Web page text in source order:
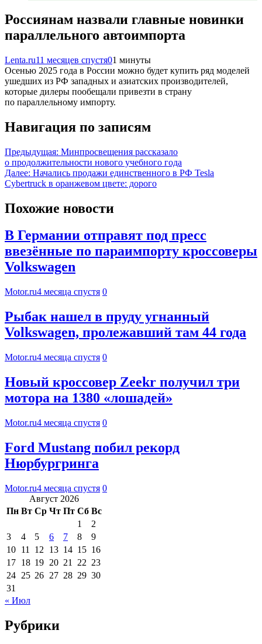
Россиянам назвали главные новинки
параллельного автоимпорта
Lenta.ru11 месяцев спустя01 минуты
Осенью 2025 года в России можно будет купить ряд моделей
ушедших из РФ западных и азиатских производителей,
которые дилеры пообещали привезти в страну
по параллельному импорту.
Навигация по записям
Предыдущая: Минпросвещения рассказало
о продолжительности нового учебного года
Далее: Начались продажи единственного в РФ Tesla
Cybertruck в оранжевом цвете: дорого
Похожие новости
В Германии отправят под пресс
ввезённые по параимпорту кроссоверы
Volkswagen
Motor.ru4 месяца спустя 0
Рыбак нашел в пруду угнанный
Volkswagen, пролежавший там 44 года
Motor.ru4 месяца спустя 0
Новый кроссовер Zeekr получил три
мотора на 1380 «лошадей»
Motor.ru4 месяца спустя 0
Ford Mustang побил рекорд
Нюрбургринга
Motor.ru4 месяца спустя 0
Август 2026
Пн Вт Ср Чт Пт Сб Вс
1
2
3
4 5 6 7 8
9
10 11 12 13 14 15 16
17 18 19 20 21 22 23
24 25 26 27 28 29 30
31
« Июл
Рубрики